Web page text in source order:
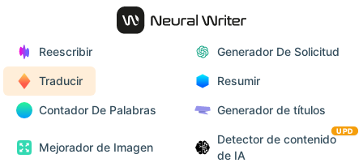
Reescribir Generador De Solicitud
Traducir Resumir
Contador De Palabras Generador de títulos
Mejorador de Imagen
Detector de contenido
de IA
UPD